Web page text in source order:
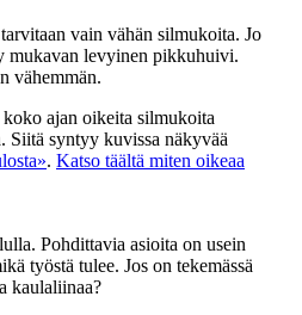
vain vähän silmukoita. Jo
mukavan levyinen pikkuhuivi.
vähemmän.
ajan oikeita silmukoita
Siitä syntyy kuvissa näkyvää
. Katso täältä miten oikeaa
Pohdittavia asioita on usein
työstä tulee. Jos on tekemässä
kaulaliinaa?